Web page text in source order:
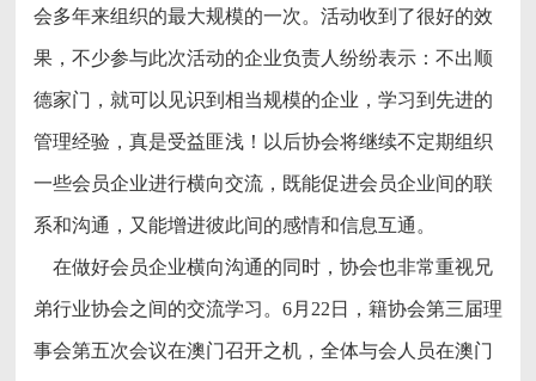
会多年来组织的最大规模的一次。活动收到了很好的效
果，不少参与此次活动的企业负责人纷纷表示：不出顺
德家门，就可以见识到相当规模的企业，学习到先进的
管理经验，真是受益匪浅！以后协会将继续不定期组织
一些会员企业进行横向交流，既能促进会员企业间的联
系和沟通，又能增进彼此间的感情和信息互通。
在做好会员企业横向沟通的同时，协会也非常重视兄
弟行业协会之间的交流学习。6月22日，籍协会第三届理
事会第五次会议在澳门召开之机，全体与会人员在澳门